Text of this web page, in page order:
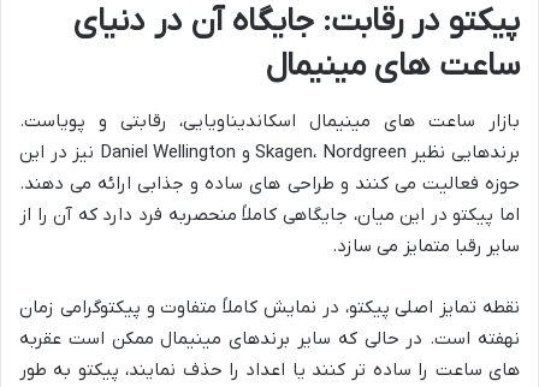
پیکتو در رقابت: جایگاه آن در دنیای
ساعت های مینیمال
بازار ساعت های مینیمال اسکاندیناویایی، رقابتی و پویاست.
برندهایی نظیر Skagen، Nordgreen و Daniel Wellington نیز در این
حوزه فعالیت می کنند و طراحی های ساده و جذابی ارائه می دهند.
اما پیکتو در این میان، جایگاهی کاملاً منحصربه فرد دارد که آن را از
سایر رقبا متمایز می سازد.
نقطه تمایز اصلی پیکتو، در نمایش کاملاً متفاوت و پیکتوگرامی زمان
نهفته است. در حالی که سایر برندهای مینیمال ممکن است عقربه
های ساعت را ساده تر کنند یا اعداد را حذف نمایند، پیکتو به طور